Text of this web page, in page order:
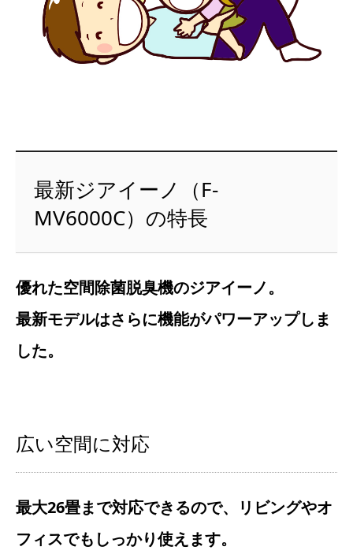
最新ジアイーノ（F-
MV6000C）の特長
優れた空間除菌脱臭機のジアイーノ。
最新モデルはさらに機能がパワーアップしま
した。
広い空間に対応
最大26畳まで対応できるので、リビングやオ
フィスでもしっかり使えます。